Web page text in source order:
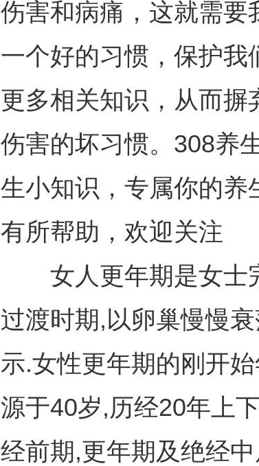
伤害和病痛，这就需要
一个好的习惯，保护我
更多相关知识，从而摒
伤害的坏习惯。308养
生小知识，专属你的养
有所帮助，欢迎关注
女人更年期是女士
过渡时期,以卵巢慢慢
示.女性更年期的刚开
源于40岁,历经20年上
经前期,更年期及绝经